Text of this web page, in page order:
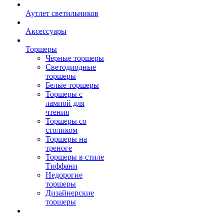
Аутлет светильников
Аксессуары
Торшеры
Черные торшеры
Светодиодные
торшеры
Белые торшеры
Торшеры с
лампой для
чтения
Торшеры со
столиком
Торшеры на
треноге
Торшеры в стиле
Тиффани
Недорогие
торшеры
Дизайнерские
торшеры